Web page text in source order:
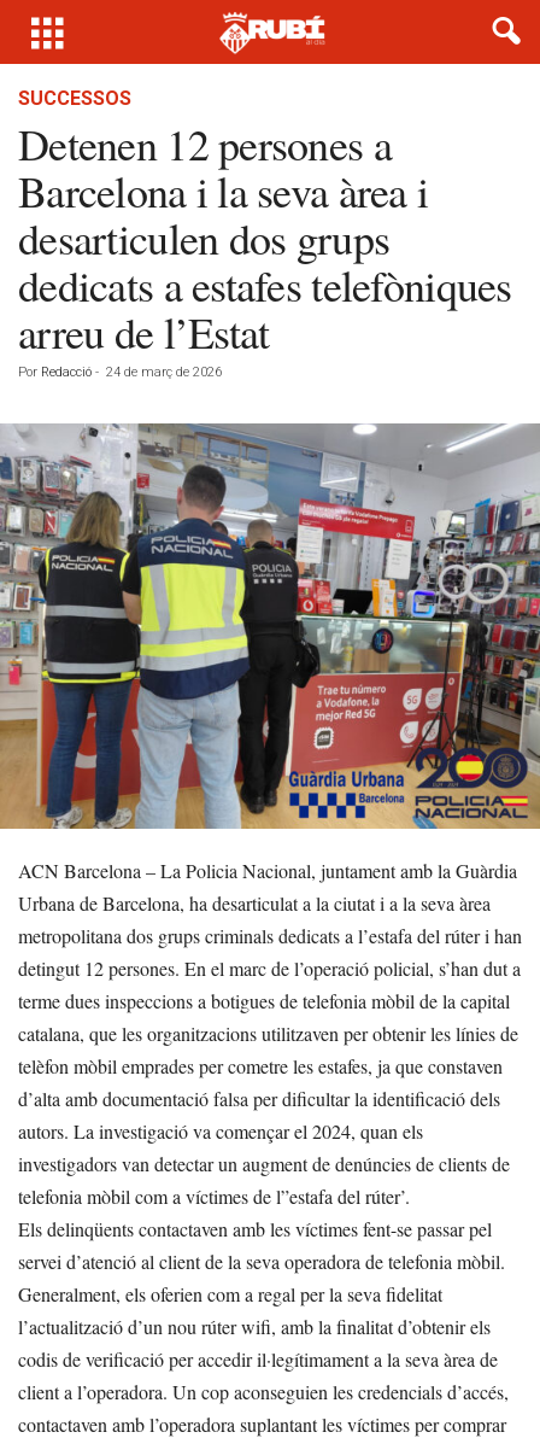
SUCCESSOS
Detenen 12 persones a
Barcelona i la seva àrea i
desarticulen dos grups
dedicats a estafes telefòniques
arreu de l’Estat
Por Redacció - 24 de març de 2026
ACN Barcelona – La Policia Nacional, juntament amb la Guàrdia
Urbana de Barcelona, ha desarticulat a la ciutat i a la seva àrea
metropolitana dos grups criminals dedicats a l’estafa del rúter i han
detingut 12 persones. En el marc de l’operació policial, s’han dut a
terme dues inspeccions a botigues de telefonia mòbil de la capital
catalana, que les organitzacions utilitzaven per obtenir les línies de
telèfon mòbil emprades per cometre les estafes, ja que constaven
d’alta amb documentació falsa per dificultar la identificació dels
autors. La investigació va començar el 2024, quan els
investigadors van detectar un augment de denúncies de clients de
telefonia mòbil com a víctimes de l”estafa del rúter’.
Els delinqüents contactaven amb les víctimes fent-se passar pel
servei d’atenció al client de la seva operadora de telefonia mòbil.
Generalment, els oferien com a regal per la seva fidelitat
l’actualització d’un nou rúter wifi, amb la finalitat d’obtenir els
codis de verificació per accedir il·legítimament a la seva àrea de
client a l’operadora. Un cop aconseguien les credencials d’accés,
contactaven amb l’operadora suplantant les víctimes per comprar